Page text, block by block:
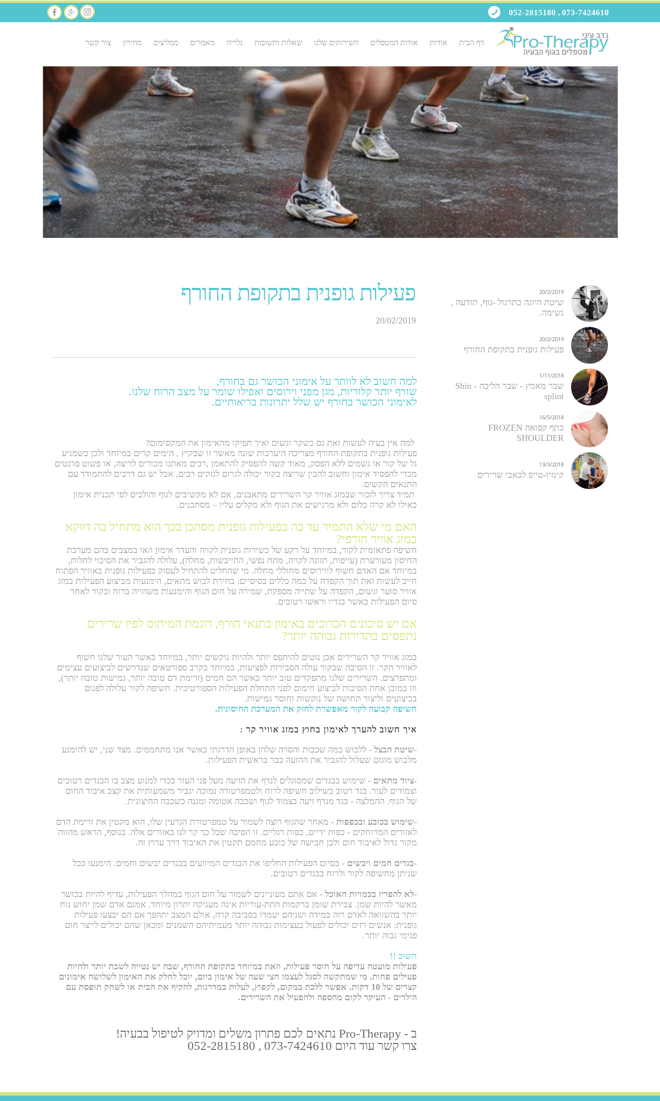
20/2/2019
שיטת היוגה כתרגול -גוף, תודעה ,
נשימה​.
20/2/2019
פעילות גופנית בתקופת החורף ​
1/11/2018
שבר מאמץ - שבר הליכה - Shin
splint ​
16/5/2018
כתף קפואה FROZEN
SHOULDER
13/3/2018
קינזיו-טייפ לכאבי שרירים
073-7424610 , 052-2815180
דף הבית אודות אודות המטפלים השירותים שלנו שאלות ותשובות גלריה מאמרים ממליצים מחירון צור קשר
פעילות גופנית בתקופת החורף
20/02/2019
למה חשוב לא לוותר על אימוני הכושר גם בחורף,
שורף יותר קלוריות, מגן מפני וירוסים ואפילו שומר על מצב הרוח שלנו.
לאימוני הכושר בחורף יש שלל יתרונות בריאותיים.
למה אין בעיה לעשות זאת גם כשקר וגשום ואיך תפיקו מהאימון את המקסימום?
פעילות גופנית בתקופת החורף מצריכה היערכות שונה מאשר זו שבקיץ , הימים קרים במיוחד ולכן כשמגיע
גל של קור או גשמים ללא הפסק, מאוד קשה להפסיק להתאמן ,רבים מאתנו מכורים לריצה, או פשוט פדנטים
מכדי להפסיד אימון וחשוב להבין שריצה בקור יכולה לגרום לנזקים רבים, אבל יש גם דרכים להתמודד עם
התנאים הקשים.
תמיד צריך לזכור שבמזג אוויר קר השרירים מתאבנים, אם לא מקשיבים לגוף והולכים לפי תכנית אימון
כאילו לא קרה כלום ולא מרגישים את הגוף ולא מקלים עליו – מסתכנים.
האם מי שלא התמיד עד כה בפעילות גופנית מסתכן בכך הוא מתחיל בה דווקא
במזג אוויר חורפי?
חשיפה פתאומית לקור, במיוחד על רקע של כשירות גופנית לקויה והעדר אימון ו/או במצבים בהם מערכת
החיסון מעורערת (עייפות, תזונה לקויה, מתח נפשי, התייבשות, מחלה), עלולה להגביר את הסיכוי לחלות,
במיוחד אם האדם חשוף לווירוסים מחוללי מחלה. מי שהחליט להתחיל לעסוק בפעילות גופנית באוויר הפתוח
חייב לעשות זאת תוך הקפדה על כמה כללים בסיסיים: בחירת לבוש מתאים, הימנעות מביצוע הפעילות במזג
אוויר סוער וגשום, הקפדה על שתייה מספקת, שמירה על חום הגוף והימנעות משהייה ברוח ובקור לאחר
סיום הפעילות כאשר בגדיו וראשו רטובים.
אם יש סיכונים הכרוכים באימון בתנאי חורף, דוגמת המיתוס לפיו שרירים
נתפסים בתדירות גבוהה יותר?
במזג אוויר קר השרירים אכן נוטים להיתפס יותר ולהיות נוקשים יותר, במיוחד כאשר העור שלנו חשוף
לאוויר הקר. זו הסיבה שבקור עולה הסבירות לפציעות, במיוחד בקרב ספורטאים שנדרשים לביצועים עצימים
ומתפרצים. השרירים שלנו מתפקדים טוב יותר כאשר הם חמים (זרימת דם טובה יותר, גמישות טובה יותר),
וזו כמובן אחת הסיבות לביצוע חימום לפני התחלת הפעילות הספורטיבית. חשיפה לקור עלולה לפגום
בביצועים וליצור תחושה של נוקשות וחוסר גמישות.
חשיפה קבועה לקור מאפשרת לחזק את המערכת החיסונית.
איך חשוב להערך לאימון בחוץ במזג אוויר קר :
-שיטת הבצל - ללבוש כמה שכבות והסרה שלהן באופן הדרגתי כאשר אנו מתחממים. מצד שני, יש להימנע
מלבוש מוגזם שעלול להגביר את ההזעה כבר בראשית הפעילות.
-ציוד מתאים - שימוש בבגדים שמסוגלים לנדף את הזיעה מעל פני העור בכדי למנוע מצב בו הבגדים רטובים
וצמודים לעור. בגד רטוב בשילוב חשיפה לרוח ולטמפרטורה נמוכה יגביר משמעותית את קצב איבוד החום
של הגוף. ההמלצה - בגד מנדף זיעה בצמוד לגוף ושכבה אטומה ומגנה כשכבה החיצונית.
-שימוש בכובע ובכפפות - מאחר שהגוף רוצה לשמור על טמפרטורת הגרעין שלו, הוא מקטין את זרימת הדם
לאזורים המרוחקים - כפות ידיים, כפות רגליים. זו הסיבה שכל כך קר לנו באזורים אלה. בנוסף, הראש מהווה
מקור גדול לאיבוד חום ולכן חבישה של כובע מחמם תקטין את האיבוד דרך ערוץ זה.
-בגדים חמים ויבשים - בסיום הפעילות החליפו את הבגדים המיוזעים בבגדים יבשים וחמים. הימנעו ככל
שניתן מחשיפה לקור ולרוח בבגדים רטובים.
-לא להפריז בכמויות האוכל - אם אתם מעוניינים לשמור על חום הגוף במהלך הפעילות, עדיף להיות בכושר
מאשר להיות שמן. צבירת שומן ברקמות התת-עוריות אינה מעניקה יתרון מיוחד. אמנם אדם שמן יחוש נוח
יותר בהשוואה לאדם רזה במידה ושניהם יעמדו בסביבה קרה, אולם המצב יתהפך אם הם יבצעו פעילות
גופנית: אנשים רזים יכולים לפעול בעצימות גבוהה יותר מעמיתיהם השמנים ומכאן שהם יכולים לייצר חום
פנימי גבוה יותר.
חשוב !!
פעילות מועטה עדיפה על חוסר פעילות, וזאת במיוחד בתקופת החורף, שבה יש נטייה לשבת יותר ולהיות
פעילים פחות. מי שמתקשה לסגל לעצמו חצי שעה של אימון ביום, יוכל לחלק את האימון לשלושה אימונים
קצרים של 10 דקות. אפשר ללכת במקום, לקפוץ, לעלות במדרגות, להקיף את הבית או לשחק תופסת עם
הילדים - העיקר לקום מהספה ולהפעיל את השרירים.
ב - Pro-Therapy נתאים לכם פתרון משלים ומדויק לטיפול בבעיה!
צרו קשר עוד היום 073-7424610 , 052-2815180